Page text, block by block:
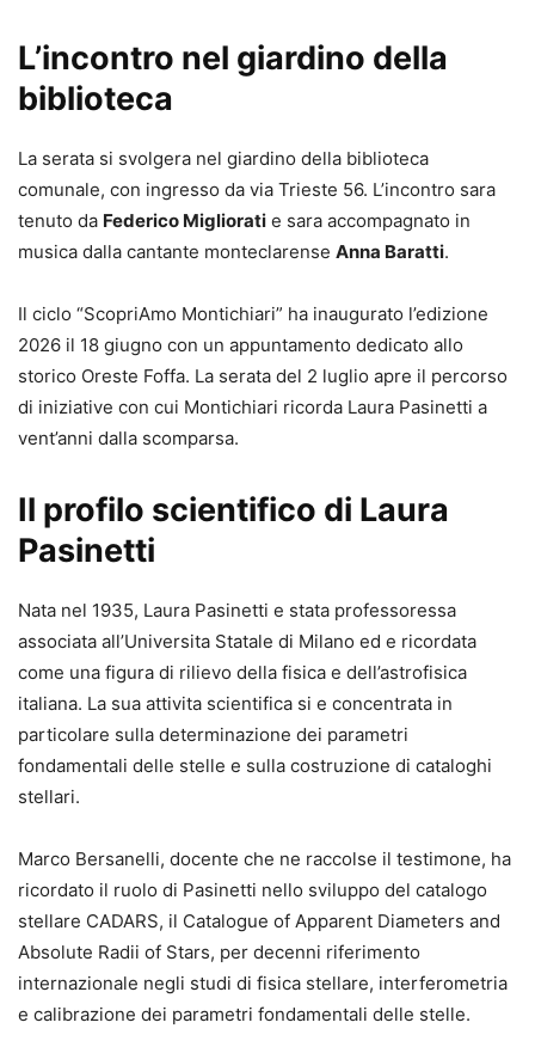
L’incontro nel giardino della
biblioteca
La serata si svolgera nel giardino della biblioteca
comunale, con ingresso da via Trieste 56. L’incontro sara
tenuto da Federico Migliorati e sara accompagnato in
musica dalla cantante monteclarense Anna Baratti.
Il ciclo “ScopriAmo Montichiari” ha inaugurato l’edizione
2026 il 18 giugno con un appuntamento dedicato allo
storico Oreste Foffa. La serata del 2 luglio apre il percorso
di iniziative con cui Montichiari ricorda Laura Pasinetti a
vent’anni dalla scomparsa.
Il profilo scientifico di Laura
Pasinetti
Nata nel 1935, Laura Pasinetti e stata professoressa
associata all’Universita Statale di Milano ed e ricordata
come una figura di rilievo della fisica e dell’astrofisica
italiana. La sua attivita scientifica si e concentrata in
particolare sulla determinazione dei parametri
fondamentali delle stelle e sulla costruzione di cataloghi
stellari.
Marco Bersanelli, docente che ne raccolse il testimone, ha
ricordato il ruolo di Pasinetti nello sviluppo del catalogo
stellare CADARS, il Catalogue of Apparent Diameters and
Absolute Radii of Stars, per decenni riferimento
internazionale negli studi di fisica stellare, interferometria
e calibrazione dei parametri fondamentali delle stelle.